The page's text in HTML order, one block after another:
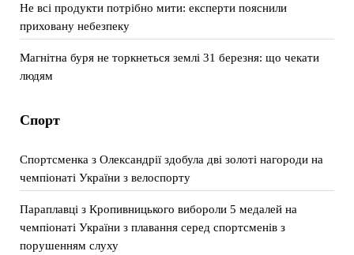
Не всі продукти потрібно мити: експерти пояснили
приховану небезпеку
Магнітна буря не торкнеться землі 31 березня: що чекати
людям
Спорт
Спортсменка з Олександрії здобула дві золоті нагороди на
чемпіонаті України з велоспорту
Параплавці з Кропивницького вибороли 5 медалей на
чемпіонаті України з плавання серед спортсменів з
порушенням слуху